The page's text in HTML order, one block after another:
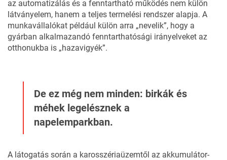
az automatizálás és a fenntartható működés nem külön
látványelem, hanem a teljes termelési rendszer alapja. A
munkavállalókat például külön arra „nevelik”, hogy a
gyárban alkalmazandó fenntarthatósági irányelveket az
otthonukba is „hazavigyék”.
De ez még nem minden: birkák és
méhek legelésznek a
napelemparkban.
A látogatás során a karosszériaüzemtől az akkumulátor-